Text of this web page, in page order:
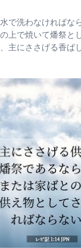
で洗わなければな
上で焼いて燔祭と
主にささげる香ば